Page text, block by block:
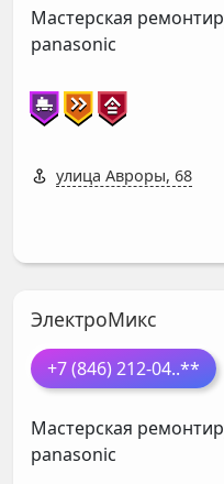
Мастерская
panasonic
улица Авроры, 68
ЭлектроМикс
+7 (846) 212-04..**
Мастерская
panasonic